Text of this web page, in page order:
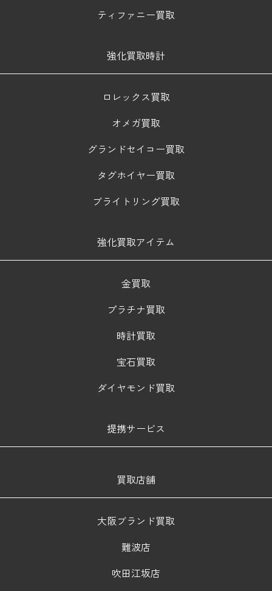
ティファニー買取
強化買取時計
ロレックス買取
オメガ買取
グランドセイコー買取
タグホイヤー買取
ブライトリング買取
強化買取アイテム
金買取
プラチナ買取
時計買取
宝石買取
ダイヤモンド買取
提携サービス
買取店舗
大阪ブランド買取
難波店
吹田江坂店